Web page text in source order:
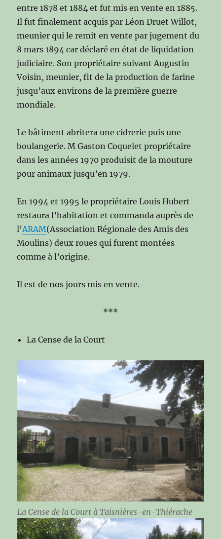
entre 1878 et 1884 et fut mis en vente en 1885.
Il fut finalement acquis par Léon Druet Willot,
meunier qui le remit en vente par jugement du
8 mars 1894 car déclaré en état de liquidation
judiciaire. Son propriétaire suivant Augustin
Voisin, meunier, fit de la production de farine
jusqu’aux environs de la première guerre
mondiale.
Le bâtiment abritera une cidrerie puis une
boulangerie. M Gaston Coquelet propriétaire
dans les années 1970 produisit de la mouture
pour animaux jusqu’en 1979.
En 1994 et 1995 le propriétaire Louis Hubert
restaura l’habitation et commanda auprès de
l’ARAM(Association Régionale des Amis des
Moulins) deux roues qui furent montées
comme à l’origine.
Il est de nos jours mis en vente.
***
La Cense de la Court
La Cense de la Court à Taisnières-en-Thiérache